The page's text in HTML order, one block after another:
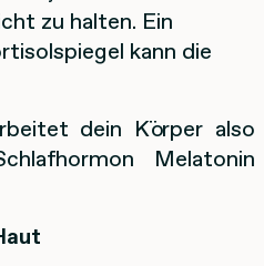
zu halten. Ein
kann die
dein Körper also
Melatonin